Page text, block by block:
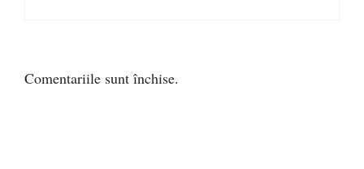
Comentariile sunt închise.